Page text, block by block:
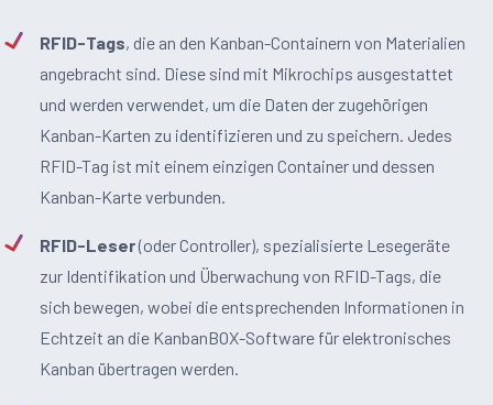
RFID-Tags, die an den Kanban-Containern von Materialien
angebracht sind. Diese sind mit Mikrochips ausgestattet
und werden verwendet, um die Daten der zugehörigen
Kanban-Karten zu identifizieren und zu speichern. Jedes
RFID-Tag ist mit einem einzigen Container und dessen
Kanban-Karte verbunden.
RFID-Leser(oder Controller), spezialisierte Lesegeräte
zur Identifikation und Überwachung von RFID-Tags, die
sich bewegen, wobei die entsprechenden Informationen in
Echtzeit an die KanbanBOX-Software für elektronisches
Kanban übertragen werden.